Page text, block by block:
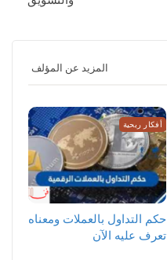
المزيد عن المؤلف
أفكار ربحية
حكم التداول بالعملات ومعناه
تعرف عليه الآن